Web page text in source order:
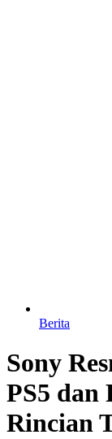
Berita
Sony
PS5 dan
Rincian